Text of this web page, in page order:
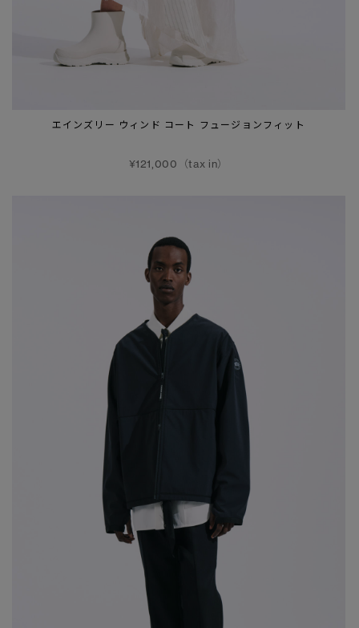
エインズリー ウィンド コート フュージョンフィット
¥121,000（tax in）